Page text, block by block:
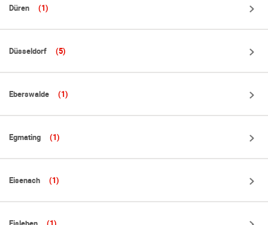
Düren (1)
Düsseldorf (5)
Eberswalde (1)
Egmating (1)
Eisenach (1)